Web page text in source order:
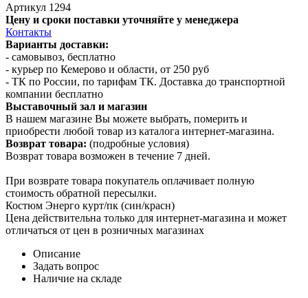
Артикул 1294
Цену и сроки поставки уточняйте у менеджера
Контакты
Варианты доставки:
- самовывоз, бесплатно
- курьер по Кемерово и области, от 250 руб
- ТК по России, по тарифам ТК. Доставка до транспортной
компании бесплатно
Выставочный зал и магазин
В нашем магазине Вы можете выбрать, померить и
приобрести любой товар из каталога интернет-магазина.
Возврат товара: (подробные условия)
Возврат товара возможен в течение 7 дней.
При возврате товара покупатель оплачивает полную
стоимость обратной пересылки.
Костюм Энерго курт/пк (син/красн)
Цена действительна только для интернет-магазина и может
отличаться от цен в розничных магазинах
Описание
Задать вопрос
Наличие на складе